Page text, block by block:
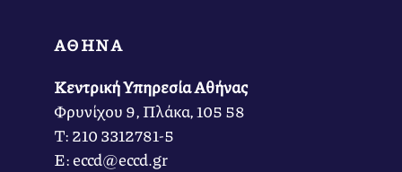
ΑΘΗΝΑ
Κεντρική Υπηρεσία Αθήνας
Φρυνίχου 9, Πλάκα, 105 58
Τ: 210 3312781-5
Ε: eccd@eccd.gr